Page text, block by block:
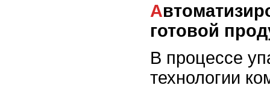
Автоматизированный контроль
готовой
В процессе
технологии